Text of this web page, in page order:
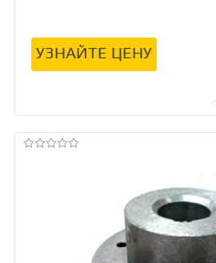
УЗНАЙТЕ ЦЕНУ